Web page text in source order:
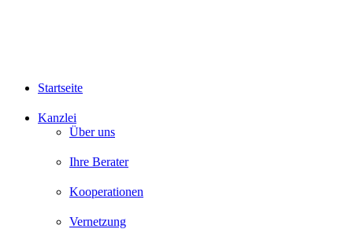
Startseite
Kanzlei
Über uns
Ihre Berater
Kooperationen
Vernetzung